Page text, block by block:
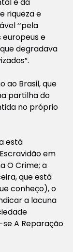
riqueza e
‘‘pela
europeus e
degradava
ao Brasil, que
partilha do
no próprio
está
em
O Crime; a
que está
conheço), o
a lacuna
se A Reparação